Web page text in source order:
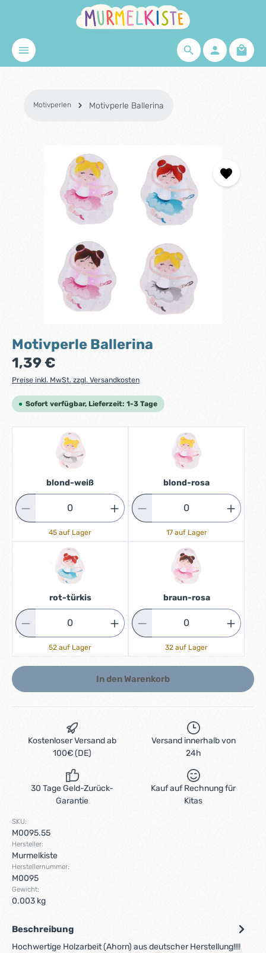
Zum Hauptinhalt springen
Motivperlen Motivperle Ballerina
Motivperle Ballerina
Regulärer Preis:
1,39 €
Preise inkl. MwSt. zzgl. Versandkosten
Sofort verfügbar, Lieferzeit: 1-3 Tage
blond-weiß
45 auf Lager
blond-rosa
17 auf Lager
rot-türkis
52 auf Lager
braun-rosa
32 auf Lager
In den Warenkorb
Kostenloser Versand ab
100€ (DE)
Versand innerhalb von
24h
30 Tage Geld-Zurück-
Garantie
Kauf auf Rechnung für
Kitas
SKU:
M0095.55
Hersteller:
Murmelkiste
Herstellernummer:
M0095
Gewicht:
0.003 kg
Beschreibung
Hochwertige Holzarbeit (Ahorn) aus deutscher Herstellung!!!!